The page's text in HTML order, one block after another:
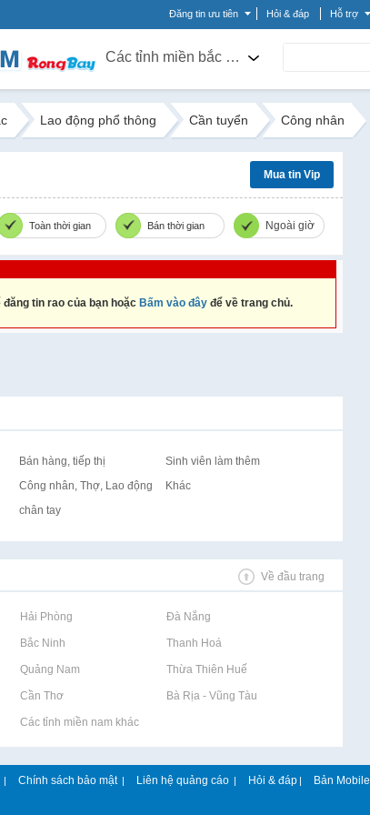
Đăng tin ưu tiên Hỏi & đáp Hỗ trợ
Các tỉnh miền bắc khác
Lao động phổ thông Cần tuyển Công nhân
Mua tin Vip
Toàn thời gian Bán thời gian Ngoài giờ
đăng tin rao của bạn hoặc Bấm vào đây để về trang chủ.
Bán hàng, tiếp thị
Sinh viên làm thêm
Công nhân, Thợ, Lao động
chân tay
Khác
Về đầu trang
tại Hải Phòng Rao vặt tại Đà Nẵng
tại Bắc Ninh Rao vặt tại Thanh Hoá
tại Quảng Nam Rao vặt tại Thừa Thiên Huế
tại Cần Thơ Rao vặt tại Bà Rịa - Vũng Tàu
tại Các tỉnh miền nam khác
| Chính sách bảo mật | Liên hệ quảng cáo | Hỏi & đáp | Bản Mobile